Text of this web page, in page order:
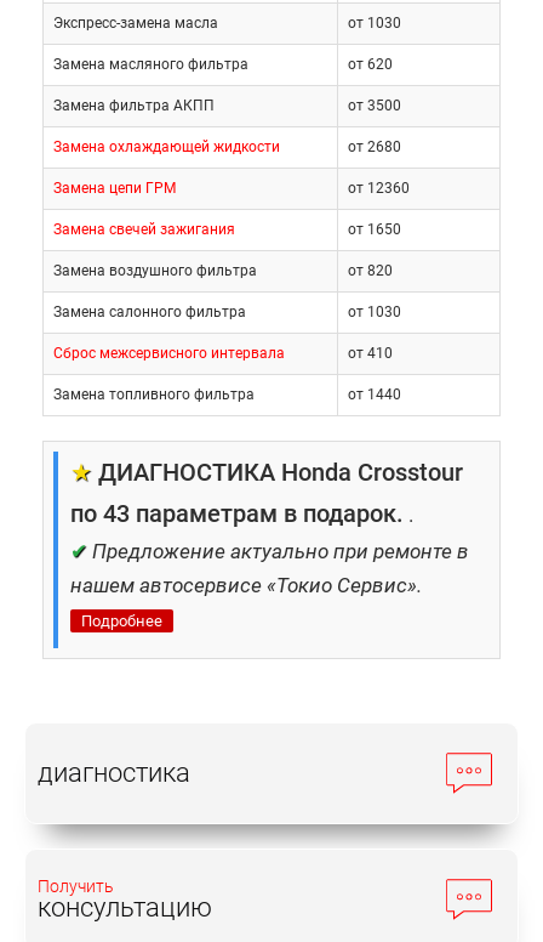
современных дорогах больше всего испытаний
выпадает на долю подвески, но и она отличается
выносливостью.
Чтобы ремонтом автомобиля Хонда Кросстур не
пришлось заниматься часто и срочно,
необходимо:
придерживаться регламента
техобслуживания;
дважды в год проверять состояние
всех систем машины;
эксплуатации;
не экономить на запчастях и
рабочих жидкостях.
Стоимость восстановления напрямую зависит от
сложности поломки, поэтому сэкономить
поможет только своевременное вмешательство.
автомобиля Хонда
Кросстур?
самостоятельное устранение проблем – не
Экспресс-замена масла от 1030
Замена масляного фильтра от 620
Замена фильтра АКПП от 3500
Замена охлаждающей жидкости от 2680
Замена цепи ГРМ от 12360
Замена свечей зажигания от 1650
Замена воздушного фильтра от 820
Замена салонного фильтра от 1030
Сброс межсервисного интервала от 410
Замена топливного фильтра от 1440
★ ДИАГНОСТИКА Honda Crosstour
по 43 параметрам в подарок. .
✔ Предложение актуально при ремонте в
нашем автосервисе «Токио Сервис».
Подробнее
диагностика
Получить
консультацию